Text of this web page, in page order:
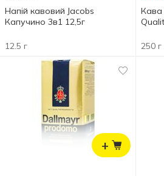
Напій кавовий Jacobs
Капучино 3в1 12,5г
12.5 г
Кава
250 г
+